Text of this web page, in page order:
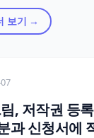
보기 →
, 저작권 등
과 신청서에